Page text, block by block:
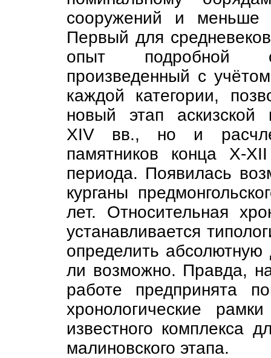
сооружений и меньше
Первый для
опыт подробной
произведенный с
каждой категории,
новый этап аскизской
XIV вв., но и
памятников конца X-
периода. Появилась
курганы
лет. Относительная
устанавливается
определить
ли возможно. Правда,
работе предпринята
хронологические
известного комплекса
малиновского этапа.